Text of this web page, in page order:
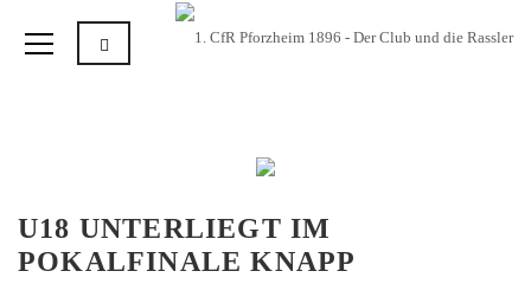
U18 UNTERLIEGT IM
POKALFINALE KNAPP